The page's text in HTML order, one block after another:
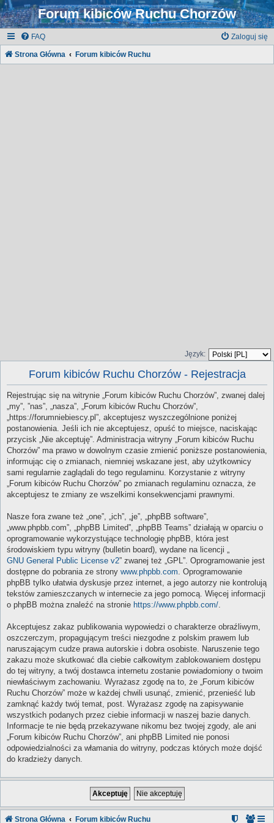
Forum kibiców Ruchu Chorzów
FAQ Zaloguj się
Strona Główna Forum kibiców Ruchu
Język:
Forum kibiców Ruchu Chorzów - Rejestracja
Rejestrując się na witrynie „Forum kibiców Ruchu Chorzów”, zwanej dalej
„my”, ”nas”, „nasza”, „Forum kibiców Ruchu Chorzów”,
„https://forumniebiescy.pl”, akceptujesz wyszczególnione poniżej
postanowienia. Jeśli ich nie akceptujesz, opuść to miejsce, naciskając
przycisk „Nie akceptuję”. Administracja witryny „Forum kibiców Ruchu
Chorzów” ma prawo w dowolnym czasie zmienić poniższe postanowienia,
informując cię o zmianach, niemniej wskazane jest, aby użytkownicy
sami regularnie zaglądali do tego regulaminu. Korzystanie z witryny
„Forum kibiców Ruchu Chorzów” po zmianach regulaminu oznacza, że
akceptujesz te zmiany ze wszelkimi konsekwencjami prawnymi.
Nasze fora zwane też „one”, „ich”, „je”, „phpBB software”,
„www.phpbb.com”, „phpBB Limited”, „phpBB Teams” działają w oparciu o
oprogramowanie wykorzystujące technologię phpBB, która jest
środowiskiem typu witryny (bulletin board), wydane na licencji „
GNU General Public License v2” zwanej też „GPL”. Oprogramowanie jest
dostępne do pobrania ze strony www.phpbb.com. Oprogramowanie
phpBB tylko ułatwia dyskusje przez internet, a jego autorzy nie kontrolują
tekstów zamieszczanych w internecie za jego pomocą. Więcej informacji
o phpBB można znaleźć na stronie https://www.phpbb.com/.
Akceptujesz zakaz publikowania wypowiedzi o charakterze obraźliwym,
oszczerczym, propagującym treści niezgodne z polskim prawem lub
naruszającym cudze prawa autorskie i dobra osobiste. Naruszenie tego
zakazu może skutkować dla ciebie całkowitym zablokowaniem dostępu
do tej witryny, a twój dostawca internetu zostanie powiadomiony o twoim
niewłaściwym zachowaniu. Wyrażasz zgodę na to, że „Forum kibiców
Ruchu Chorzów” może w każdej chwili usunąć, zmienić, przenieść lub
zamknąć każdy twój temat, post. Wyrażasz zgodę na zapisywanie
wszystkich podanych przez ciebie informacji w naszej bazie danych.
Informacje te nie będą przekazywane nikomu bez twojej zgody, ale ani
„Forum kibiców Ruchu Chorzów”, ani phpBB Limited nie ponosi
odpowiedzialności za włamania do witryny, podczas których może dojść
do kradzieży danych.
Strona Główna Forum kibiców Ruchu